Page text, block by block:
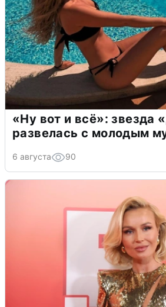
«Ну вот и всё»: звезда
развелась с молодым
6 августа 90